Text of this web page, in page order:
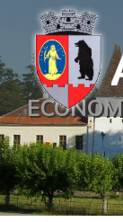
content